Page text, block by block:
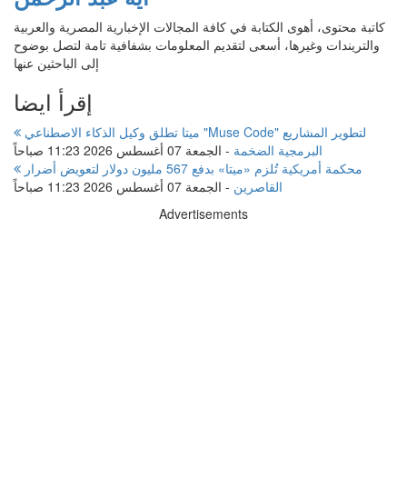
كاتبة محتوى، أهوى الكتابة في كافة المجالات الإخبارية المصرية والعربية
والتريندات وغيرها، أسعى لتقديم المعلومات بشفافية تامة لتصل بوضوح
إلى الباحثين عنها
إقرأ ايضا
البرمجية الضخمة - الجمعة 07 أغسطس 2026 11:23 صباحاً
القاصرين - الجمعة 07 أغسطس 2026 11:23 صباحاً
Advertisements